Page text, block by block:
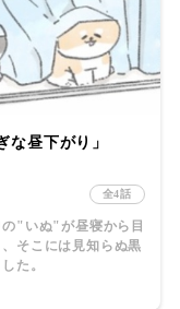
な昼下がり」
全4話
の"いぬ"が昼寝から目
そこには見知らぬ黒
た。